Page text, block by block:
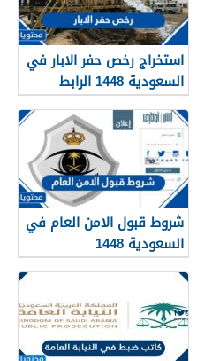
استخراج رخص حفر الابار في
السعودية 1448 الرابط
والشروط بالتفصيل
شروط قبول الامن العام في
السعودية 1448